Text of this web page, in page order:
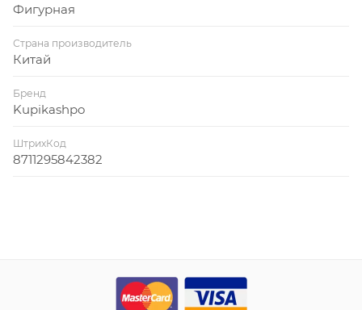
Фигурная
Страна производитель
Китай
Бренд
Kupikashpo
ШтрихКод
8711295842382